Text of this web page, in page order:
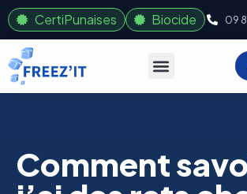
CertiPunaises Biocide 09
Comment